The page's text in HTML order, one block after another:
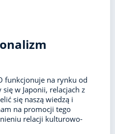
funkcjonuje na rynku od
w Japonii, relacjach z
się naszą wiedzą i
na promocji tego
relacji kulturowo-